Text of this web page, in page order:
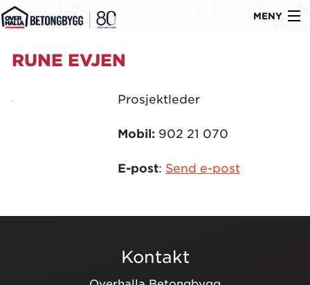
MENY
RUNE EVJEN
Prosjektleder
Mobil: 902 21 070
E-post: Send e-post
Kontakt